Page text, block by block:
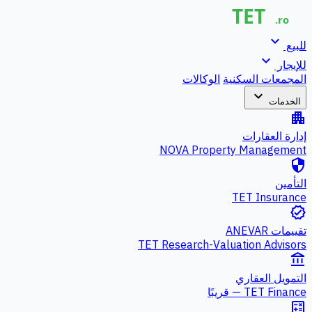
للبيع expand_more
للإيجار expand_more
المجمعات السكنية الوكالات
الخدمات expand_more
apartment
إدارة العقارات
NOVA Property Management
security
التأمين
TET Insurance
verified
تقييمات ANEVAR
TET Research-Valuation Advisors
account_balance
التمويل العقاري
TET Finance — قريبًا
calculate